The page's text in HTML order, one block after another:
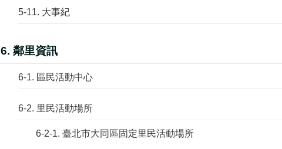
5-11. 大事紀
6. 鄰里資訊
6-1. 區民活動中心
6-2. 里民活動場所
6-2-1. 臺北市大同區固定里民活動場所